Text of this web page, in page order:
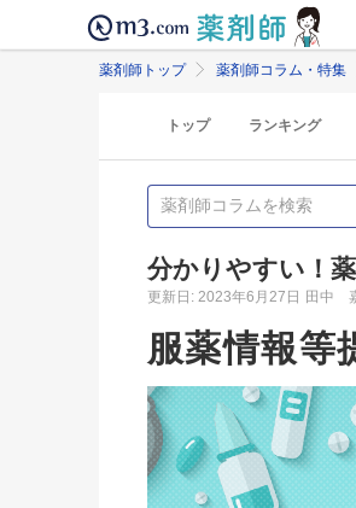
薬剤師トップ 薬剤師コラム・特集
トップ ランキング
分かりやすい！
更新日: 2023年6月27日 田中
服薬情報等